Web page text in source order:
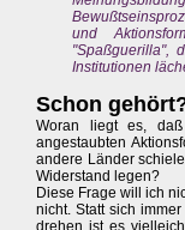
und
"Spaßguerilla",
Institutionen
Schon
Woran liegt es,
angestaubten
andere Länder
Widerstand legen?
Diese Frage will ich
nicht. Statt sich